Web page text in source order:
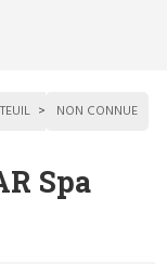
NON CONNUE
Spa